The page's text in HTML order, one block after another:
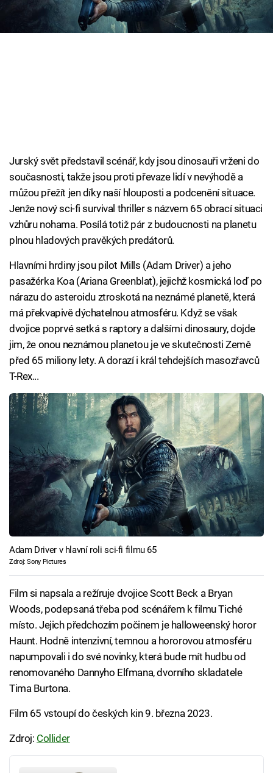
Cool Esport
Jurský svět představil scénář, kdy jsou dinosauři vrženi do
současnosti, takže jsou proti převaze lidí v nevýhodě a
můžou přežít jen díky naší hlouposti a podcenění situace.
Jenže nový sci-fi survival thriller s názvem 65 obrací situaci
vzhůru nohama. Posílá totiž pár z budoucnosti na planetu
plnou hladových pravěkých predátorů.
Hlavními hrdiny jsou pilot Mills (Adam Driver) a jeho
pasažérka Koa (Ariana Greenblat), jejichž kosmická loď po
nárazu do asteroidu ztroskotá na neznámé planetě, která
má překvapivě dýchatelnou atmosféru. Když se však
dvojice poprvé setká s raptory a dalšími dinosaury, dojde
jim, že onou neznámou planetou je ve skutečnosti Země
před 65 miliony lety. A dorazí i král tehdejších masozřavců
T-Rex...
Adam Driver v hlavní roli sci-fi filmu 65
Zdroj: Sony Pictures
Film si napsala a režíruje dvojice Scott Beck a Bryan
Woods, podepsaná třeba pod scénářem k filmu Tiché
místo. Jejich předchozím počinem je halloweenský horor
Haunt. Hodně intenzivní, temnou a hororovou atmosféru
napumpovali i do své novinky, která bude mít hudbu od
renomovaného Dannyho Elfmana, dvorního skladatele
Tima Burtona.
Film 65 vstoupí do českých kin 9. března 2023.
Zdroj: Collider